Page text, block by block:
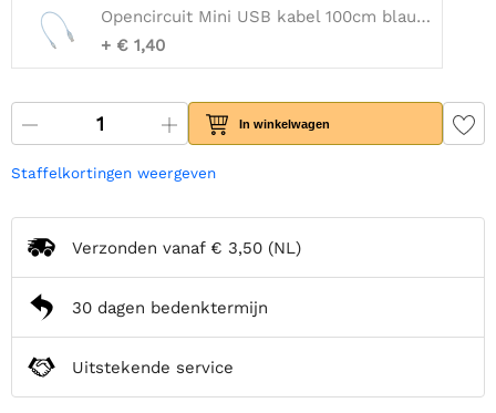
Opencircuit Mini USB kabel 100cm blauw - 30AWG
+ € 1,40
In winkelwagen
Staffelkortingen weergeven
Verzonden vanaf € 3,50 (NL)
30 dagen bedenktermijn
Uitstekende service